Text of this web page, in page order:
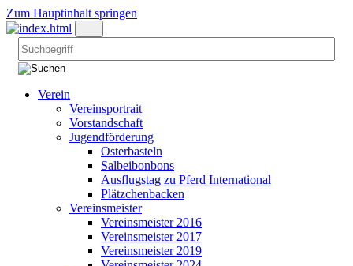
Zum Hauptinhalt springen
Verein
Vereinsportrait
Vorstandschaft
Jugendförderung
Osterbasteln
Salbeibonbons
Ausflugstag zu Pferd International
Plätzchenbacken
Vereinsmeister
Vereinsmeister 2016
Vereinsmeister 2017
Vereinsmeister 2019